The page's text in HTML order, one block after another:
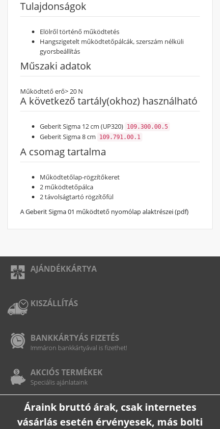
Tulajdonságok
Elölről történő működtetés
Hangszigetelt működtetőpálcák, szerszám nélküli
gyorsbeállítás
Műszaki adatok
Működtető erő> 20 N
A következő tartály(okhoz) használható
Geberit Sigma 12 cm (UP320) 109.300.00.5
Geberit Sigma 8 cm 109.791.00.1
A csomag tartalma
Működtetőlap-rögzítőkeret
2 működtetőpálca
2 távolságtartó rögzítőfül
A Geberit Sigma 01 működtető nyomólap alaktrészei (pdf)
AJÁNDÉKKÁRTYA
KISZÁLLÍTÁS
BANKKÁRTYÁS FIZETÉS
Immáron bankkártyával is fizethet!
AKCIÓS TERMÉKEK
Speciális ajánlataink
Áraink bruttó árak, csak internetes
vásárlás esetén érvényesek, más bolti